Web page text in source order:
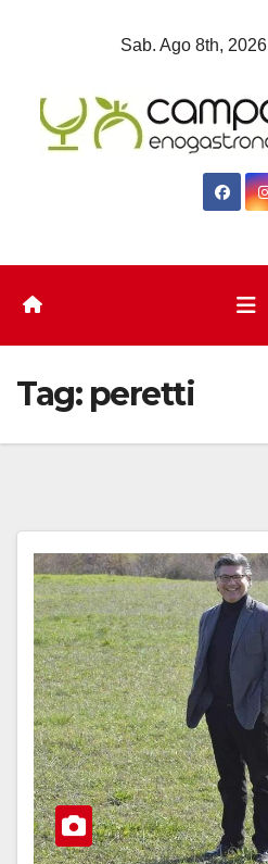
Sab. Ago 8th, 2026
Tag: peretti